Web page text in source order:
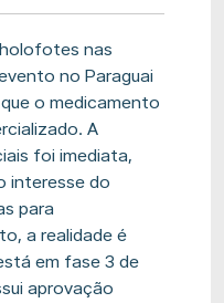
nas
no Paraguai
o medicamento
A
foi imediata,
interesse do
para
a realidade é
em fase 3 de
aprovação